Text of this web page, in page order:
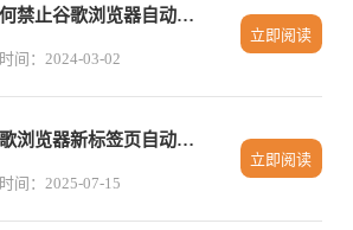
如何禁止谷歌浏览器自动升级
时间：2024-03-02
立即阅读
谷歌浏览器新标签页自动弹出广告如何屏蔽
时间：2025-07-15
立即阅读